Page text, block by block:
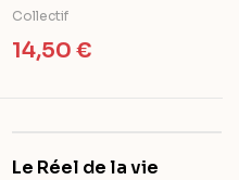
Collectif
14,50 €
Le Réel de la vie